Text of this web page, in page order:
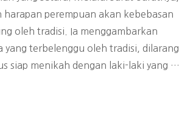
harapan perempuan akan kebebasan
oleh tradisi. Ia menggambarkan
yang terbelenggu oleh tradisi, dilarang
siap menikah dengan laki-laki yang …